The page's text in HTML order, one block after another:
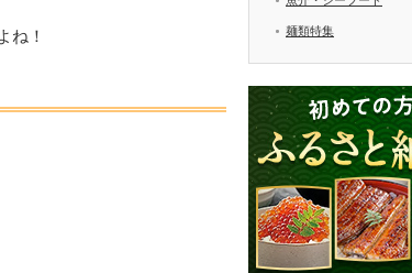
ね！ 麺類特集